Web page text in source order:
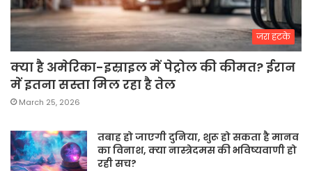
जरा हटके
क्या है अमेरिका-इस्राइल में पेट्रोल की कीमत? ईरान
में इतना सस्ता मिल रहा है तेल
March 25, 2026
तबाह हो जाएगी दुनिया, शुरू हो सकता है मानव
का विनाश, क्या नास्त्रेदमस की भविष्यवाणी हो
रही सच?